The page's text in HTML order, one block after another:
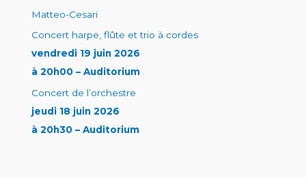
Matteo-Cesari
Concert harpe, flûte et trio à cordes
vendredi 19 juin 2026
à 20h00 – Auditorium
Concert de l’orchestre
jeudi 18 juin 2026
à 20h30 – Auditorium